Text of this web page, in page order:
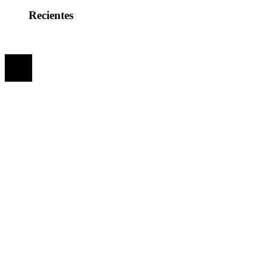
Recientes